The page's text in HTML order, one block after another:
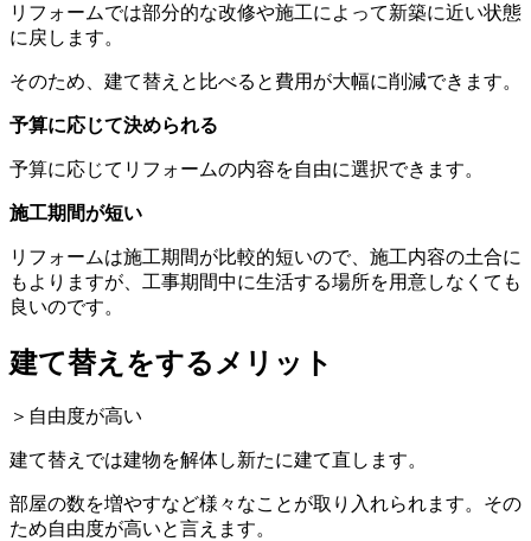
リフォームでは部分的な改修や施工によって新築に近い状態
に戻します。
そのため、建て替えと比べると費用が大幅に削減できます。
予算に応じて決められる
予算に応じてリフォームの内容を自由に選択できます。
施工期間が短い
リフォームは施工期間が比較的短いので、施工内容の土合に
もよりますが、工事期間中に生活する場所を用意しなくても
良いのです。
建て替えをするメリット
＞自由度が高い
建て替えでは建物を解体し新たに建て直します。
部屋の数を増やすなど様々なことが取り入れられます。その
ため自由度が高いと言えます。